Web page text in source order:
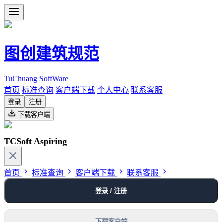
图创建筑规范
TuChuang SoftWare
首页 标准查询 客户端下载 个人中心 联系客服
登录
注册
下载客户端
TCSoft Aspiring
首页 标准查询 客户端下载 联系客服
登录 / 注册